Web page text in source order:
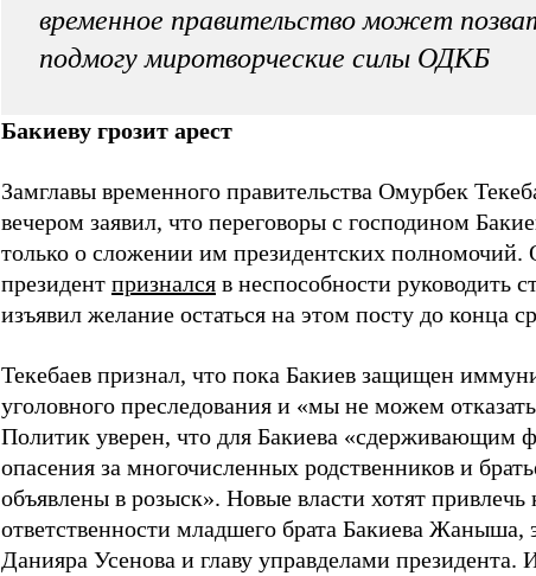
временное правительство может
подмогу миротворческие силы ОДКБ
Бакиеву грозит арест
Замглавы временного правительства Омурбек
вечером заявил, что переговоры с господином
только о сложении им президентских полномочий.
президент признался в неспособности руководить
изъявил желание остаться на этом посту до конца
Текебаев признал, что пока Бакиев защищен
уголовного преследования и «мы не можем
Политик уверен, что для Бакиева «сдерживающим
опасения за многочисленных родственников и
объявлены в розыск». Новые власти хотят привлечь
ответственности младшего брата Бакиева Жаныша,
Данияра Усенова и главу управделами президента.